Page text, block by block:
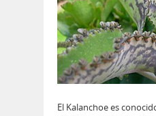
El Kalanchoe es